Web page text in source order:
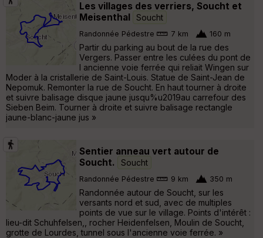
Les villages des verriers, Soucht et
Meisenthal
Soucht
Randonnée Pédestre 7 km 160 m
Partir du parking au bout de la rue des
Vergers. Passer entre les culées du pont de
l ancienne voie ferrée qui reliait Wingen sur
Moder à la cristallerie de Saint-Louis. Statue de Saint-Jean de
Nepomuk. Remonter la rue de Soucht. En haut tourner à droite
et suivre balisage disque jaune jusqu%u2019au carrefour des
Sieben Beim. Tourner à droite et suivre balisage rectangle
jaune-blanc-jaune jus »
Sentier anneau vert autour de
Soucht.
Soucht
Randonnée Pédestre 9 km 350 m
Randonnée autour de Soucht, sur les
versants nord et sud, avec de multiples
points de vue sur le village. Points d'intérêt :
lieu-dit Schuhfelsen,, rocher Heidenfelsen, Moulin de Soucht,
grotte de Lourdes, tunnel sous l'ancienne voie ferrée. »